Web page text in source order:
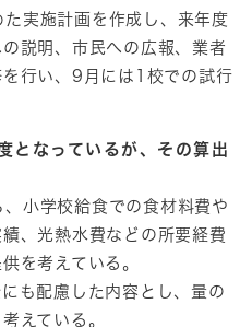
実施計画を作成し、来年度
説明、市民への広報、業者
行い、9月には1校での試行
となっているが、その算出
小学校給食での食材料費や
、光熱水費などの所要経費
を考えている。
も配慮した内容とし、量の
えている。